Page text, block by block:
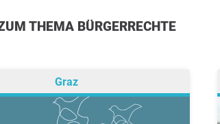
ZUM THEMA BÜRGERRECHTE
Graz